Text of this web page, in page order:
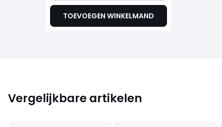
TOEVOEGEN WINKELMAND
Vergelijkbare artikelen